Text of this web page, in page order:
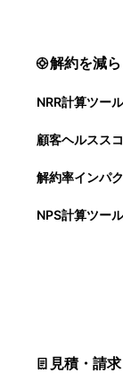
解約を減
NRR計算ツー
顧客ヘルスス
解約率インパ
NPS計算ツール
見積・請